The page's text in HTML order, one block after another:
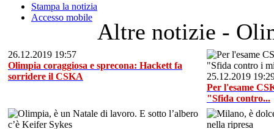
Stampa la notizia
Accesso mobile
Altre notizie -
26.12.2019 19:57
Olimpia coraggiosa e sprecona: Hackett fa
sorridere il CSKA
25.12.2019
Per l'esame
"Sfida contro...